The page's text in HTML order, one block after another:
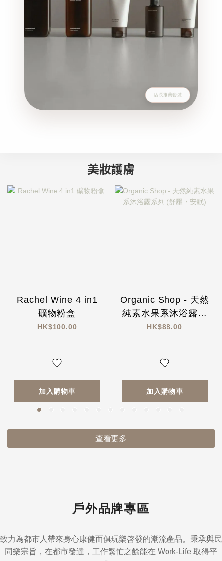
店長推薦套裝
美妝護膚
Rachel Wine 4 in1
礦物粉盒
HK$100.00
加入購物車
Organic Shop - 天然
純素水果系沐浴露系
列 (舒壓・安眠)
HK$88.00
加入購物車
查看更多
戶外品牌專區
致力為都市人帶來身心康健而俱玩樂啓發的潮流產品。秉承與民
同樂宗旨，在都市發達，工作繁忙之餘能在 Work-Life 取得平